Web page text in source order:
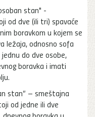
stan" -
od dve (ili tri) spavaće
boravkom u kojem se
ležaja, odnosno sofa
do dve osobe,
boravka i imati
stan” – smeštajna
od jedne ili dve